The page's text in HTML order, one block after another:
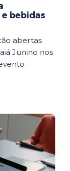
bebidas
abertas
Junino nos